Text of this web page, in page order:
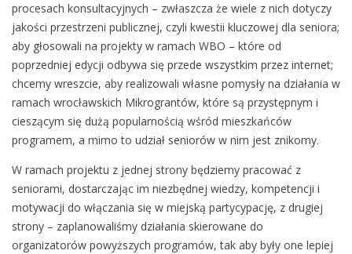
procesach konsultacyjnych – zwłaszcza że wiele z nich dotyczy
jakości przestrzeni publicznej, czyli kwestii kluczowej dla seniora;
aby głosowali na projekty w ramach WBO – które od
poprzedniej edycji odbywa się przede wszystkim przez internet;
chcemy wreszcie, aby realizowali własne pomysły na działania w
ramach wrocławskich Mikrograntów, które są przystępnym i
cieszącym się dużą popularnością wśród mieszkańców
programem, a mimo to udział seniorów w nim jest znikomy.
W ramach projektu z jednej strony będziemy pracować z
seniorami, dostarczając im niezbędnej wiedzy, kompetencji i
motywacji do włączania się w miejską partycypację, z drugiej
strony – zaplanowaliśmy działania skierowane do
organizatorów powyższych programów, tak aby były one lepiej